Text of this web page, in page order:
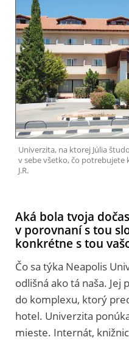
Univerzita, na ktorej Júlia
v sebe všetko, čo potrebujete
J.R.
Aká bola tvoja
v porovnaní s tou
konkrétne s tou
Čo sa týka Neapolis
odlišná ako tá naša.
do komplexu, ktorý
hotel. Univerzita
mieste. Internát,